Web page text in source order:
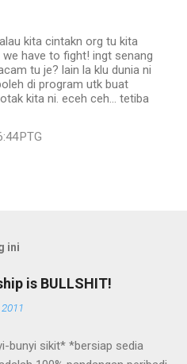
kita cintakn org tu kita
we have to fight! ingt senang
tu je? lain la klu dunia ni
di program utk buat
kita ni. eceh ceh... tetiba
PTG
ini
is BULLSHIT!
bunyi sikit* *bersiap sedia